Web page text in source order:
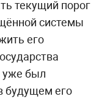
текущий порог
системы
его
уже был
будущем его